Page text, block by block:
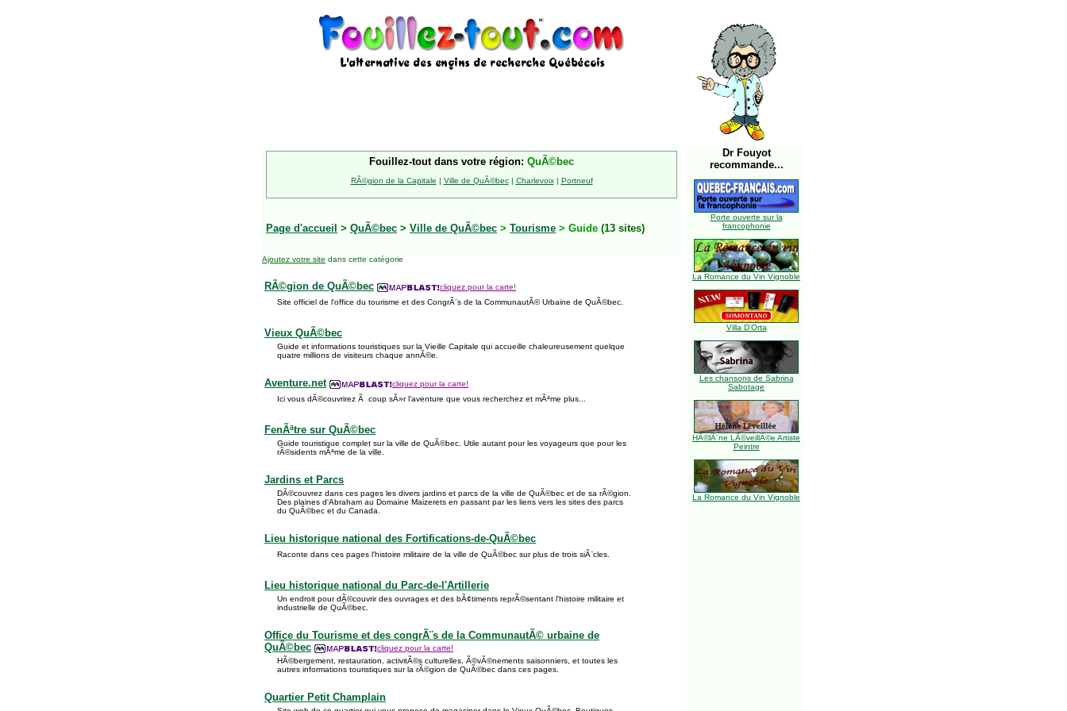
Fouillez-tout dans votre région: QuÃ©bec
RÃ©gion de la Capitale | Ville de QuÃ©bec| Charlevoix| Portneuf
Page d'accueil > QuÃ©bec > Ville de QuÃ©bec > Tourisme > Guide (13 sites)
Ajoutez votre site dans cette catégorie
RÃ©gion de QuÃ©bec
cliquez pour la carte!
Site officiel de l'office du tourisme et des CongrÃ¨s de la CommunautÃ© Urbaine de QuÃ©bec.
Vieux QuÃ©bec
Guide et informations touristiques sur la Vieille Capitale qui accueille chaleureusement quelque
quatre millions de visiteurs chaque annÃ©e.
Aventure.net
cliquez pour la carte!
Ici vous dÃ©couvrirez Ã coup sÃ»r l'aventure que vous recherchez et mÃªme plus...
FenÃªtre sur QuÃ©bec
Guide touristique complet sur la ville de QuÃ©bec. Utile autant pour les voyageurs que pour les
rÃ©sidents mÃªme de la ville.
Jardins et Parcs
DÃ©couvrez dans ces pages les divers jardins et parcs de la ville de QuÃ©bec et de sa rÃ©gion.
Des plaines d'Abraham au Domaine Maizerets en passant par les liens vers les sites des parcs
du QuÃ©bec et du Canada.
Lieu historique national des Fortifications-de-QuÃ©bec
Raconte dans ces pages l'histoire militaire de la ville de QuÃ©bec sur plus de trois siÃ¨cles.
Lieu historique national du Parc-de-l'Artillerie
Un endroit pour dÃ©couvrir des ouvrages et des bÃ¢timents reprÃ©sentant l'histoire militaire et
industrielle de QuÃ©bec.
Office du Tourisme et des congrÃ¨s de la CommunautÃ© urbaine de
QuÃ©bec
cliquez pour la carte!
HÃ©bergement, restauration, activitÃ©s culturelles, Ã©vÃ©nements saisonniers, et toutes les
autres informations touristiques sur la rÃ©gion de QuÃ©bec dans ces pages.
Quartier Petit Champlain
Dr Fouyot
recommande...
Porte ouverte sur la
francophonie
La Romance du Vin Vignoble
Villa D'Orta
Les chansons de Sabrina
Sabotage
HÃ©lÃ¨ne LÃ©veillÃ©e Artiste
Peintre
La Romance du Vin Vignoble